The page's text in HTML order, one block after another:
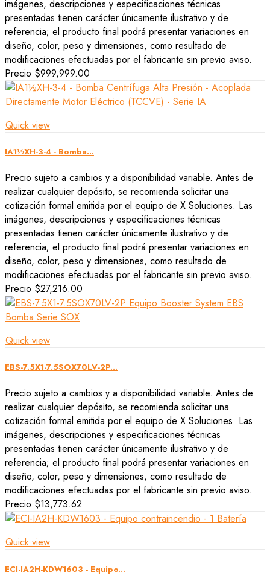
imágenes, descripciones y especificaciones técnicas
presentadas tienen carácter únicamente ilustrativo y de
referencia; el producto final podrá presentar variaciones en
diseño, color, peso y dimensiones, como resultado de
modificaciones efectuadas por el fabricante sin previo aviso.
Precio $999,999.00
Quick view
IA1½XH-3-4 - Bomba...
Precio sujeto a cambios y a disponibilidad variable. Antes de
realizar cualquier depósito, se recomienda solicitar una
cotización formal emitida por el equipo de X Soluciones. Las
imágenes, descripciones y especificaciones técnicas
presentadas tienen carácter únicamente ilustrativo y de
referencia; el producto final podrá presentar variaciones en
diseño, color, peso y dimensiones, como resultado de
modificaciones efectuadas por el fabricante sin previo aviso.
Precio $27,216.00
Quick view
EBS-7.5X1-7.5SOX70LV-2P...
Precio sujeto a cambios y a disponibilidad variable. Antes de
realizar cualquier depósito, se recomienda solicitar una
cotización formal emitida por el equipo de X Soluciones. Las
imágenes, descripciones y especificaciones técnicas
presentadas tienen carácter únicamente ilustrativo y de
referencia; el producto final podrá presentar variaciones en
diseño, color, peso y dimensiones, como resultado de
modificaciones efectuadas por el fabricante sin previo aviso.
Precio $13,773.62
Quick view
ECI-IA2H-KDW1603 - Equipo...